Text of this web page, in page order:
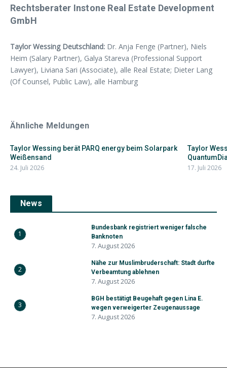
Rechtsberater Instone Real Estate Development
GmbH
Taylor Wessing Deutschland: Dr. Anja Fenge (Partner), Niels
Heim (Salary Partner), Galya Stareva (Professional Support
Lawyer), Liviana Sari (Associate), alle Real Estate; Dieter Lang
(Of Counsel, Public Law), alle Hamburg
Ähnliche Meldungen
Taylor Wessing berät PARQ energy beim Solarpark
Weißensand
24. Juli 2026
Taylor
17. Juli 2026
News
1
Bundesbank registriert weniger falsche
Banknoten
7. August 2026
2
Nähe zur Muslimbruderschaft: Stadt durfte
Verbeamtung ablehnen
7. August 2026
3
BGH bestätigt Beugehaft gegen Lina E.
wegen verweigerter Zeugenaussage
7. August 2026